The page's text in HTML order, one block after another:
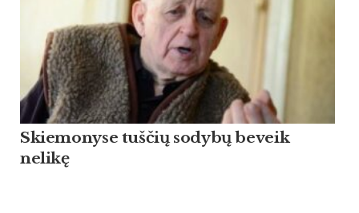
Skiemonyse tuščių sodybų beveik
nelikę